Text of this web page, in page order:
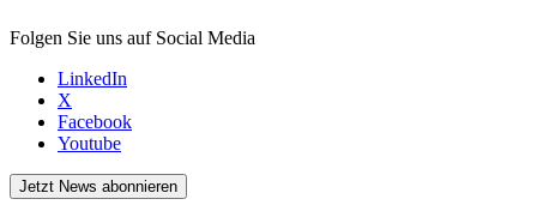
Folgen Sie uns auf Social Media
LinkedIn
X
Facebook
Youtube
Jetzt News abonnieren